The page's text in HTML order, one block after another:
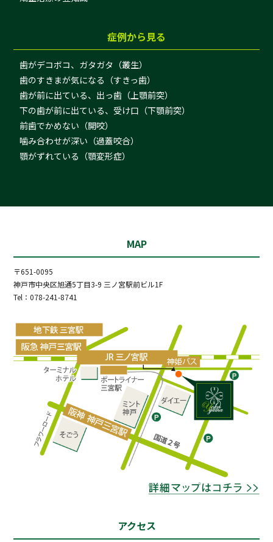
症例から見る
歯がデコボコ、ガタガタ（叢生）
歯のすきまが気になる（すきっ歯）
歯が前に出ている、出っ歯（上顎前突）
下の歯が前に出ている、受け口（下顎前突）
前歯でかめない（開咬）
噛み合わせが深い（過蓋咬合）
顎がずれている（顎変形症）
MAP
〒651-0095
神戸市中央区旭通5丁目3-9 三ノ宮駅前ビル1F
Tel：078-241-8741
アクセス